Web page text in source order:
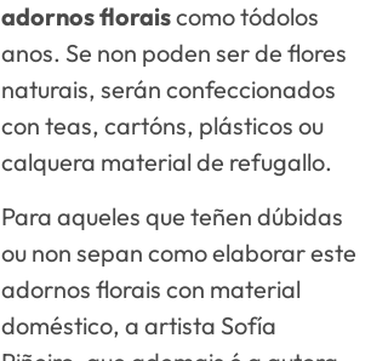
adornos floraiscomo tódolos
anos. Se non poden ser de flores
naturais, serán confeccionados
con teas, cartóns, plásticos ou
calquera material de refugallo.
Para aqueles que teñen dúbidas
ou non sepan como elaborar este
adornos florais con material
doméstico, a artista Sofía